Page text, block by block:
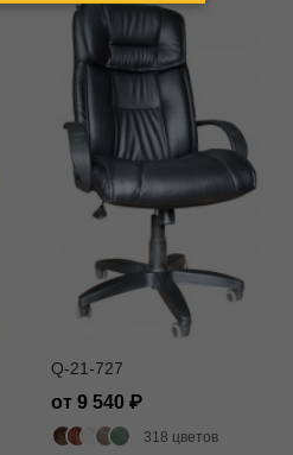
Q-21-727
от 9 540
318 цветов